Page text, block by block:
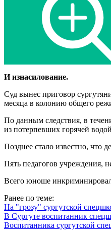
И изнасилование.
Суд вынес приговор
месяца в колонию общего
По данным следствия, в
из потерпевших горячей
Позднее стало известно, что
Пять педагогов учреждения,
Всего юноше
Ранее по теме:
На "грозу" сургутской
В Сургуте воспитанник
Воспитанника сургутской